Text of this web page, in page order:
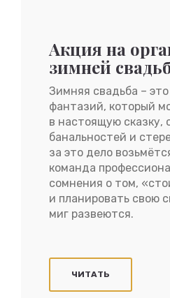
Акция на
зимней
Зимняя свадьба –
фантазий, который
в настоящую сказку,
банальностей и
за это дело
команда
сомнения о том,
и планировать свою
миг развеются.
ЧИТАТЬ